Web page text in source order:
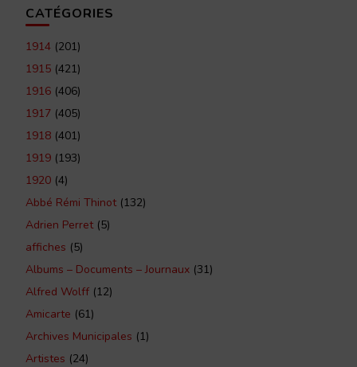
CATÉGORIES
1914 (201)
1915 (421)
1916 (406)
1917 (405)
1918 (401)
1919 (193)
1920 (4)
Abbé Rémi Thinot(132)
Adrien Perret(5)
affiches (5)
Albums – Documents – Journaux (31)
Alfred Wolff (12)
Amicarte (61)
Archives Municipales (1)
Artistes (24)